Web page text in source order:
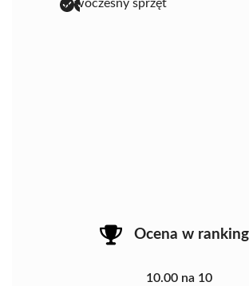
nowoczesny sprzęt
Ocena w
10.00 na 10